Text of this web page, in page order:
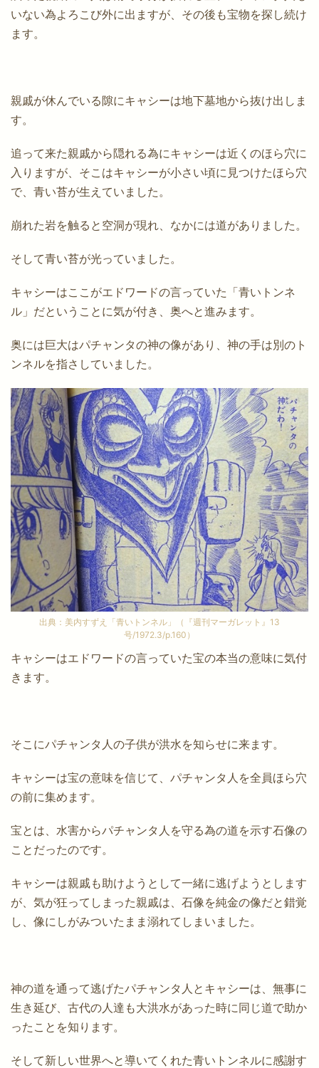
いない為よろこび外に出ますが、その後も宝物を探し続け
ます。
親戚が休んでいる隙にキャシーは地下墓地から抜け出しま
す。
追って来た親戚から隠れる為にキャシーは近くのほら穴に
入りますが、そこはキャシーが小さい頃に見つけたほら穴
で、青い苔が生えていました。
崩れた岩を触ると空洞が現れ、なかには道がありました。
そして青い苔が光っていました。
キャシーはここがエドワードの言っていた「青いトンネ
ル」だということに気が付き、奥へと進みます。
奥には巨大はパチャンタの神の像があり、神の手は別のト
ンネルを指さしていました。
出典：美内すずえ「青いトンネル」（『週刊マーガレット』13
号/1972.3/p.160）
キャシーはエドワードの言っていた宝の本当の意味に気付
きます。
そこにパチャンタ人の子供が洪水を知らせに来ます。
キャシーは宝の意味を信じて、パチャンタ人を全員ほら穴
の前に集めます。
宝とは、水害からパチャンタ人を守る為の道を示す石像の
ことだったのです。
キャシーは親戚も助けようとして一緒に逃げようとします
が、気が狂ってしまった親戚は、石像を純金の像だと錯覚
し、像にしがみついたまま溺れてしまいました。
神の道を通って逃げたパチャンタ人とキャシーは、無事に
生き延び、古代の人達も大洪水があった時に同じ道で助か
ったことを知ります。
そして新しい世界へと導いてくれた青いトンネルに感謝す